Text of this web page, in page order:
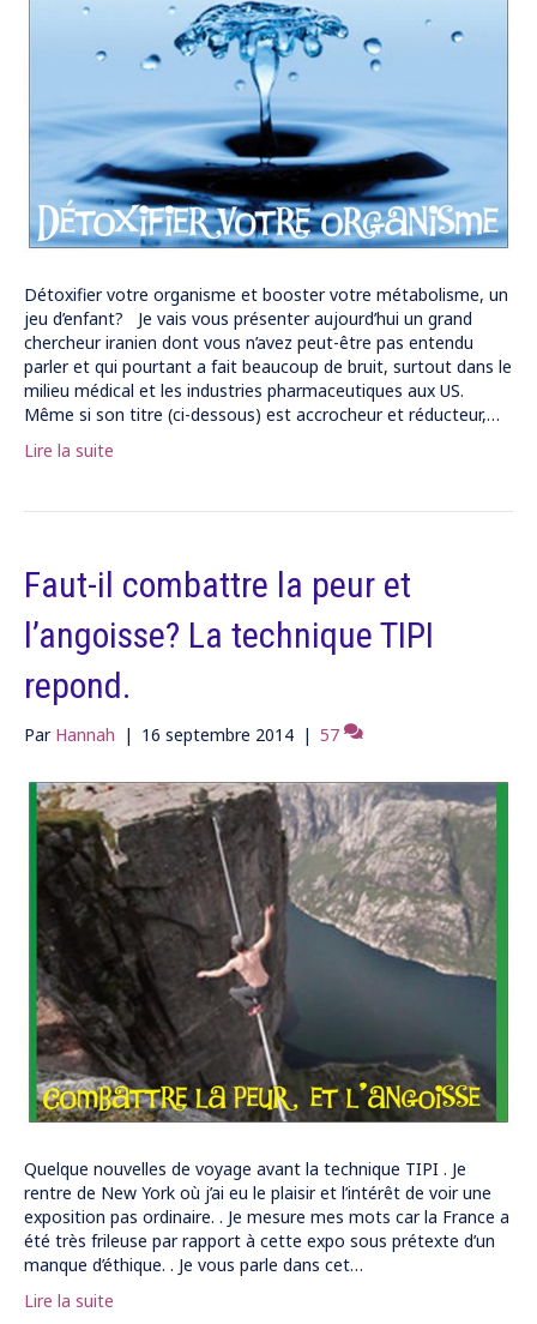
Détoxifier votre organisme et booster votre métabolisme, un
jeu d’enfant? Je vais vous présenter aujourd’hui un grand
chercheur iranien dont vous n’avez peut-être pas entendu
parler et qui pourtant a fait beaucoup de bruit, surtout dans le
milieu médical et les industries pharmaceutiques aux US.
Même si son titre (ci-dessous) est accrocheur et réducteur,…
Lire la suite
Faut-il combattre la peur et
l’angoisse? La technique TIPI
repond.
Par Hannah | 16 septembre 2014 | 57
Quelque nouvelles de voyage avant la technique TIPI . Je
rentre de New York où j’ai eu le plaisir et l’intérêt de voir une
exposition pas ordinaire. . Je mesure mes mots car la France a
été très frileuse par rapport à cette expo sous prétexte d’un
manque d’éthique. . Je vous parle dans cet…
Lire la suite